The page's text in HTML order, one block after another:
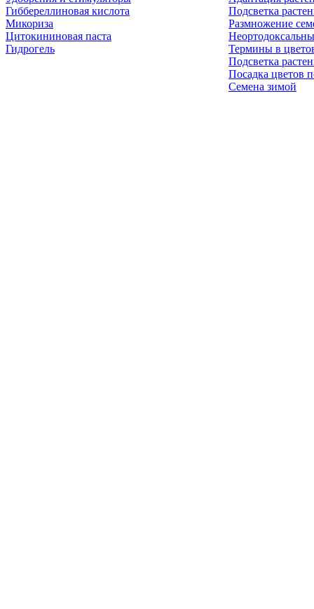
Гиббереллиновая кислота
Микориза
Цитокининовая паста
Гидрогель
Подсветка
Размножение
Термины в
Подсветка
Посадка цветов
Семена зимой